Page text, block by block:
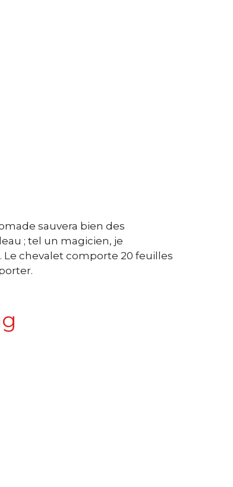
sauvera bien des
; tel un magicien, je
Le chevalet comporte 20 feuilles